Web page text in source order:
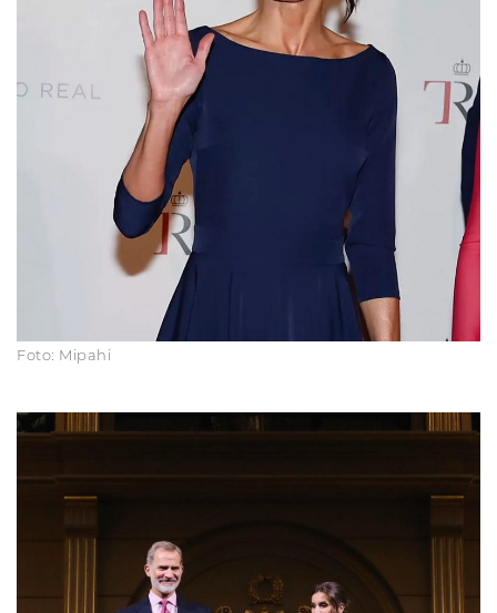
Foto: Mipahi